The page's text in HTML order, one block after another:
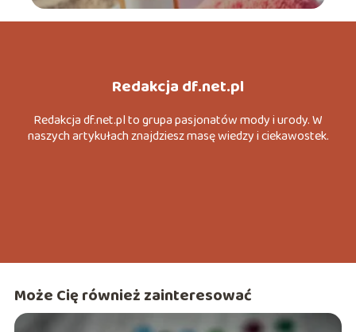
Redakcja df.net.pl
Redakcja df.net.pl to grupa pasjonatów mody i urody. W
naszych artykułach znajdziesz masę wiedzy i ciekawostek.
Może Cię również zainteresować